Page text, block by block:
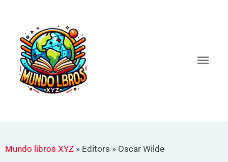
contenido
Mundo libros XYZ » Editors » Oscar Wilde